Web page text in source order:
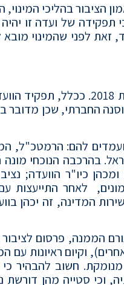
הציבור בהליכי המינוי,
תפקידה של ועדה זו
לפני שהמינוי מובא
מתכונתה של הוועדה עוגנה בהחלטות ממשלה, כשהאחרונה שבהן היא החלטה משנת
החברתי, שכן מדובר
להם: הרמטכ"ל,
בהרכבה הנוכחי מונה
כיו"ר הוועדה;
לאחר התייעצות
המדינה, זה יכהן
הממנה, פרסום
וקיום ראיונות עם
חשוב להבהיר
וכי סטייה מהן דורשת